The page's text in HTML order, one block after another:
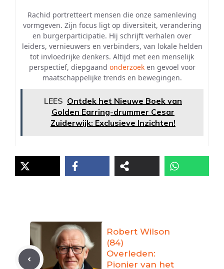
Rachid portretteert mensen die onze samenleving
vormgeven. Zijn focus ligt op diversiteit, verandering
en burgerparticipatie. Hij schrijft verhalen over
leiders, vernieuwers en verbinders, van lokale helden
tot invloedrijke denkers. Altijd met een menselijk
perspectief, diepgaand onderzoeken gevoel voor
maatschappelijke trends en bewegingen.
LEES Ontdek het Nieuwe Boek van
Golden Earring-drummer Cesar
Zuiderwijk: Exclusieve Inzichten!
Robert Wilson
(84)
Overleden:
Pionier van het